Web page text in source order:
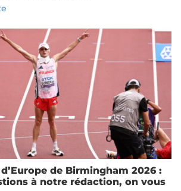
de Birmingham 2026 :
à notre rédaction, on vous